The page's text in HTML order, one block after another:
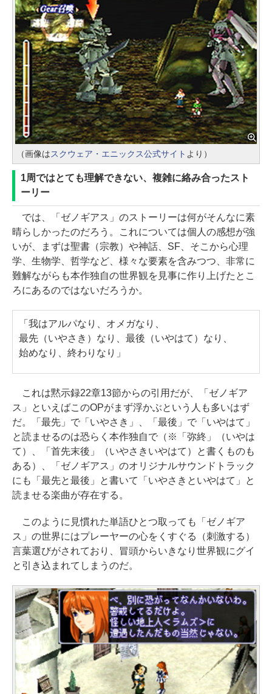
（画像はスクウェア・エニックス公式サイト より）
1周ではとても理解できない、複雑に絡み合ったスト
ーリー
では、「ゼノギアス」のストーリーは何がそんなに素
晴らしかったのだろう。これについては個人の感想が強
いが、まずは聖書（宗教）や神話、SF、そこから心理
学、生物学、哲学など、様々な要素を含みつつ、非常に
難解ながらも本作独自の世界観を見事に作り上げたとこ
ろにあるのではないだろうか。
「我はアルパなり、オメガなり、
最先（いやさき）なり、最後（いやはて）なり、
始めなり、終わりなり」
これは黙示録22章13節からの引用だが、「ゼノギア
ス」といえばこのOPがまず浮かぶという人も多いはず
だ。「最先」で「いやさき」、「最後」で「いやはて」
と読ませるのは恐らく本作独自で（※「弥終」（いやは
て）、「首先末後」（いやさきいやはて）と書くものも
ある）、「ゼノギアス」のオリジナルサウンドトラック
にも「最先と最後」と書いて「いやさきといやはて」と
読ませる楽曲が存在する。
このように見慣れた単語ひとつ取っても「ゼノギア
ス」の世界にはプレーヤーの心をくすぐる（刺激する）
言葉選びがされており、冒頭からいきなり世界観にグイ
と引き込まれてしまうのだ。